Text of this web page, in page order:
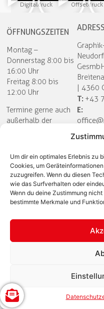
Um dir ein optimales Erlebnis zu
Cookies, um
zuzugreifen. Wenn du diesen
wie das Surfverhalten oder
Wenn du deine Zustimmung
bestimmte Merkmale und
Digitaldruck Offsetdruck
ÖFFNUNGSZEITEN
Montag –
Donnerstag 8:00 bis
16:00 Uhr
Freitag 8:00 bis
12:00 Uhr
Termine gerne auch
außerhalb der
Vereinbarung!
GesmbH
| 4360
T: +43
E:
E-Mail
Anruf
Navigieren